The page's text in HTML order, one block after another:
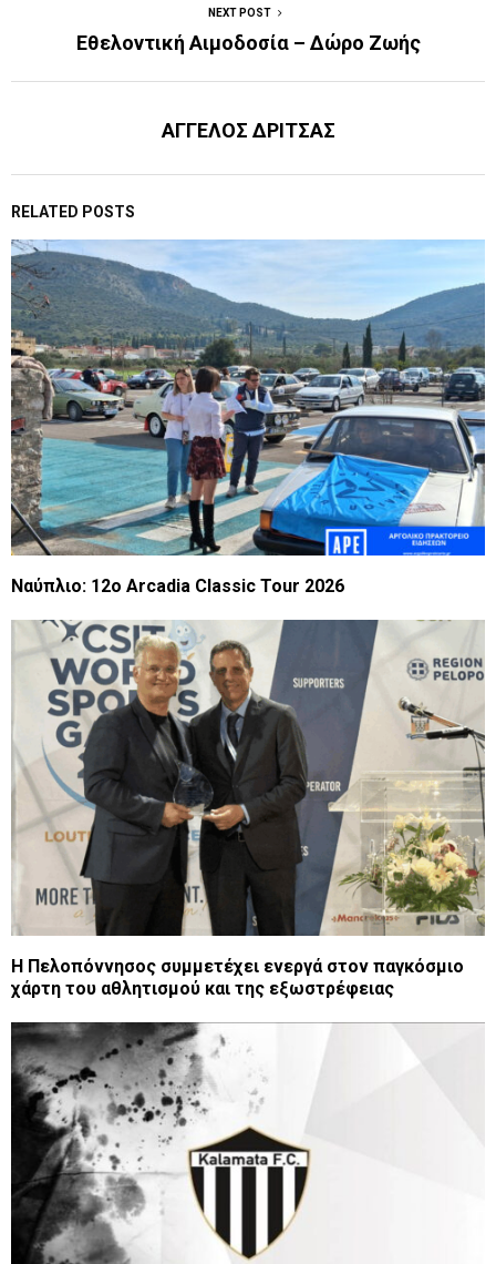
NEXT POST
Εθελοντική Αιμοδοσία – Δώρο Ζωής
ΑΓΓΕΛΟΣ ΔΡΙΤΣΑΣ
RELATED POSTS
Nαύπλιο: 12ο Arcadia Classic Tour 2026
Η Πελοπόννησος συμμετέχει ενεργά στον παγκόσμιο
χάρτη του αθλητισμού και της εξωστρέφειας